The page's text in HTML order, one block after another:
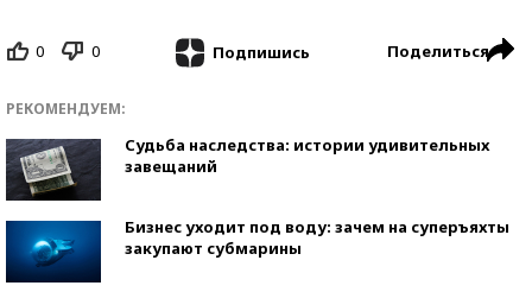
0 0 Подпишись Поделиться
РЕКОМЕНДУЕМ:
Судьба наследства: истории удивительных
завещаний
Бизнес уходит под воду: зачем на суперъяхты
закупают субмарины